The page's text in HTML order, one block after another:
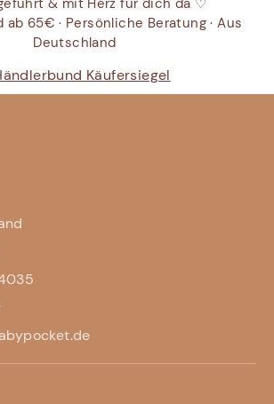
& mit Herz für dich da ♡
ab 65€ · Persönliche Beratung · Aus
Deutschland